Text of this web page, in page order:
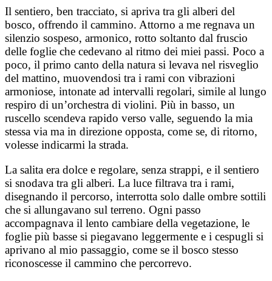
Il sentiero, ben tracciato, si apriva tra gli alberi del
bosco, offrendo il cammino. Attorno a me regnava un
silenzio sospeso, armonico, rotto soltanto dal fruscio
delle foglie che cedevano al ritmo dei miei passi. Poco a
poco, il primo canto della natura si levava nel risveglio
del mattino, muovendosi tra i rami con vibrazioni
armoniose, intonate ad intervalli regolari, simile al lungo
respiro di un’orchestra di violini. Più in basso, un
ruscello scendeva rapido verso valle, seguendo la mia
stessa via ma in direzione opposta, come se, di ritorno,
volesse indicarmi la strada.
La salita era dolce e regolare, senza strappi, e il sentiero
si snodava tra gli alberi. La luce filtrava tra i rami,
disegnando il percorso, interrotta solo dalle ombre sottili
che si allungavano sul terreno. Ogni passo
accompagnava il lento cambiare della vegetazione, le
foglie più basse si piegavano leggermente e i cespugli si
aprivano al mio passaggio, come se il bosco stesso
riconoscesse il cammino che percorrevo.